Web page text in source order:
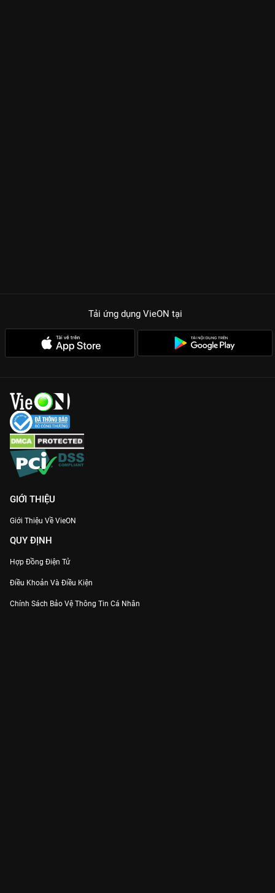
Tải ứng dụng VieON tại
GIỚI THIỆU
Giới Thiệu Về VieON
QUY ĐỊNH
Hợp Đồng Điện Tử
Điều Khoản Và Điều Kiện
Chính Sách Bảo Vệ Thông Tin Cá Nhân